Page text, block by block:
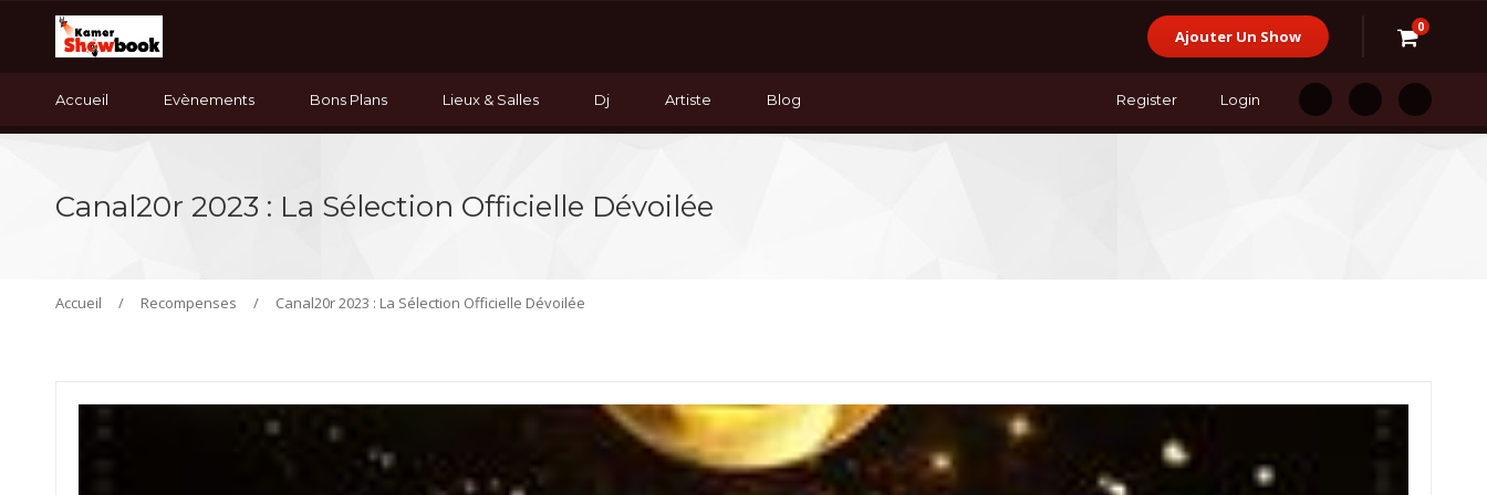
0
Ajouter Un Show
Accueil Evènements Bons Plans Lieux & Salles Dj Artiste Blog Register Login
Canal20r 2023 : La Sélection Officielle Dévoilée
Accueil / Recompenses / Canal20r 2023 : La Sélection Officielle Dévoilée